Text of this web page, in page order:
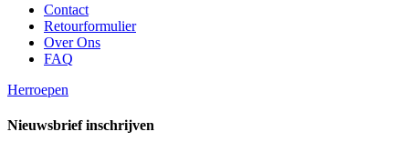
Contact
Retourformulier
Over Ons
FAQ
Herroepen
Nieuwsbrief inschrijven